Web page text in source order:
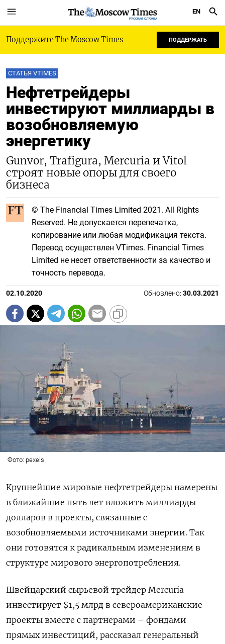
РУССКАЯ СЛУЖБА
EN
Поддержите The Moscow Times ПОДДЕРЖАТЬ
СТАТЬЯ VTIMES
Нефтетрейдеры
инвестируют миллиарды в
возобновляемую
энергетику
Gunvor, Trafigura, Mercuria и Vitol
строят новые опоры для своего
бизнеса
© The Financial Times Limited 2021. All Rights
Reserved. Не допускается перепечатка,
копирование или любая модификация текста.
Перевод осуществлен VTimes. Financial Times
Limited не несет ответственности за качество и
точность перевода.
02.10.2020 Обновлено: 30.03.2021
Фото: pexels
Крупнейшие мировые нефтетрейдеры намерены
в ближайшие пять лет вложить миллиарды
долларов в проекты, связанные с
возобновляемыми источниками энергии. Так
они готовятся к радикальным изменениям в
структуре мирового энергопотребления.
Швейцарский сырьевой трейдер Mercuria
инвестирует $1,5 млрд в североамериканские
проекты вместе с партнерами – фондами
прямых инвестиций, рассказал генеральный